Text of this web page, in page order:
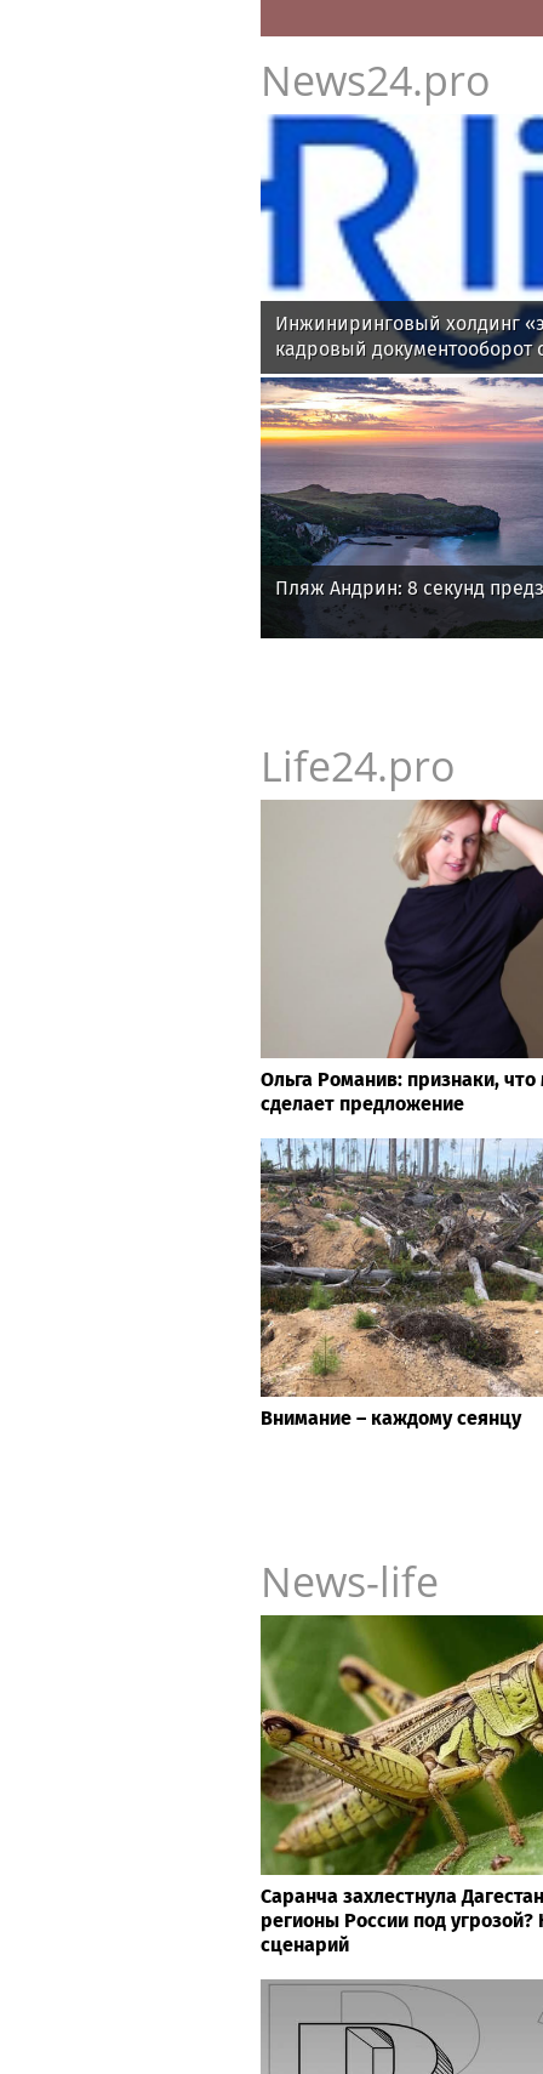
News24.pro
Инжиниринговый холдинг
кадровый
Пляж Андрин: 8 секунд
Life24.pro
Ольга Романив: признаки,
сделает предложение
Внимание – каждому сеянцу
News-life
Саранча захлестнула
регионы России под
сценарий